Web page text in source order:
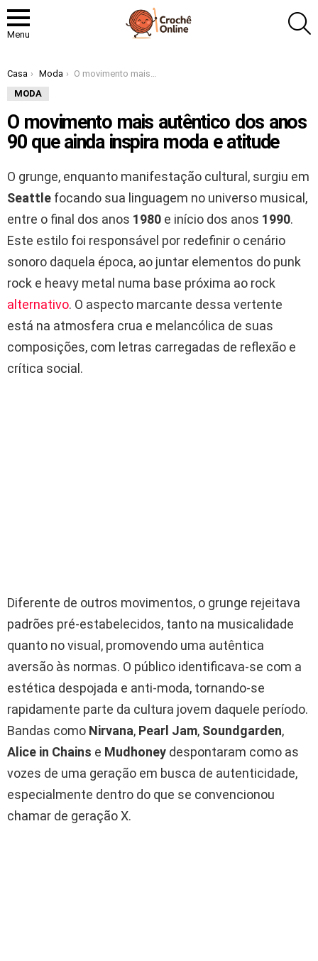
Menu
Você está aqui:
Casa Moda
O movimento mais autêntico dos anos 90 que ainda inspira moda e atitude
MODA
O movimento mais autêntico dos anos
90 que ainda inspira moda e atitude
O grunge, enquanto manifestação cultural, surgiu em
Seattle focando sua linguagem no universo musical,
entre o final dos anos 1980 e início dos anos 1990.
Este estilo foi responsável por redefinir o cenário
sonoro daquela época, ao juntar elementos do punk
rock e heavy metal numa base próxima ao rock
alternativo. O aspecto marcante dessa vertente
está na atmosfera crua e melancólica de suas
composições, com letras carregadas de reflexão e
crítica social.
Diferente de outros movimentos, o grunge rejeitava
padrões pré-estabelecidos, tanto na musicalidade
quanto no visual, promovendo uma autêntica
aversão às normas. O público identificava-se com a
estética despojada e anti-moda, tornando-se
rapidamente parte da cultura jovem daquele período.
Bandas como Nirvana, Pearl Jam, Soundgarden,
Alice in Chains e Mudhoney despontaram como as
vozes de uma geração em busca de autenticidade,
especialmente dentro do que se convencionou
chamar de geração X.